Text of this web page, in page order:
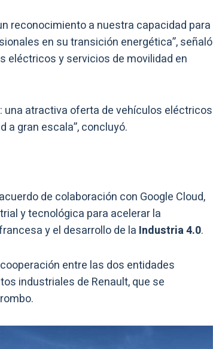
reconocimiento a nuestra capacidad para
en su transición energética”, señaló
eléctricos y servicios de movilidad en
: una atractiva oferta de vehículos eléctricos
a gran escala”, concluyó.
de colaboración con Google Cloud,
y tecnológica para acelerar la
y el desarrollo de la Industria 4.0.
entre las dos entidades
industriales de Renault, que se